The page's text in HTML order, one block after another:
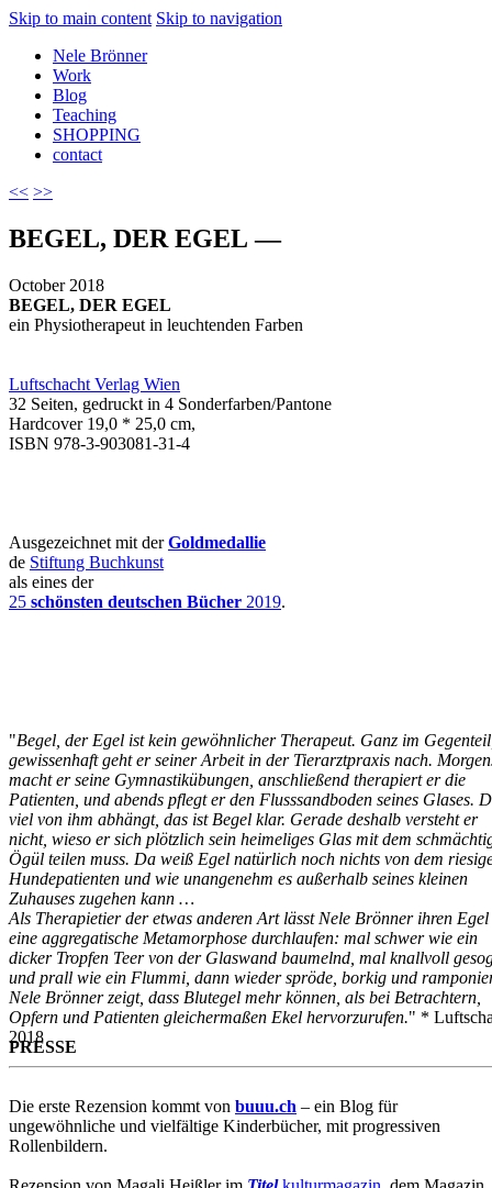
Skip to main content Skip to navigation
Nele Brönner
Work
Blog
Teaching
SHOPPING
contact
<< >>
BEGEL, DER EGEL —
October 2018
BEGEL, DER EGEL
ein Physiotherapeut in leuchtenden Farben
Luftschacht Verlag Wien
32 Seiten, gedruckt in 4 Sonderfarben/Pantone
Hardcover 19,0 * 25,0 cm,
ISBN 978-3-903081-31-4
Ausgezeichnet mit derGoldmedallie
de Stiftung Buchkunst
als eines der
25 schönsten deutschen Bücher 2019.
"Begel, der Egel ist kein gewöhnlicher Therapeut. Ganz im
gewissenhaft geht er seiner Arbeit in der Tierarztpraxis nach.
macht er seine Gymnastikübungen, anschließend therapiert er die
Patienten, und abends pflegt er den Flusssandboden seines Glases.
viel von ihm abhängt, das ist Begel klar. Gerade deshalb versteht er
nicht, wieso er sich plötzlich sein heimeliges Glas mit dem
Ögül teilen muss. Da weiß Egel natürlich noch nichts von dem
Hundepatienten und wie unangenehm es außerhalb seines kleinen
Zuhauses zugehen kann …
Als Therapietier der etwas anderen Art lässt Nele Brönner ihren Egel
eine aggregatische Metamorphose durchlaufen: mal schwer wie ein
dicker Tropfen Teer von der Glaswand baumelnd, mal knallvoll
und prall wie ein Flummi, dann wieder spröde, borkig und
Nele Brönner zeigt, dass Blutegel mehr können, als bei Betrachtern,
Opfern und Patienten gleichermaßen Ekel hervorzurufen." *
2018
PRESSE
Die erste Rezension kommt von buuu.ch – ein Blog für
ungewöhnliche und vielfältige Kinderbücher, mit progressiven
Rollenbildern.